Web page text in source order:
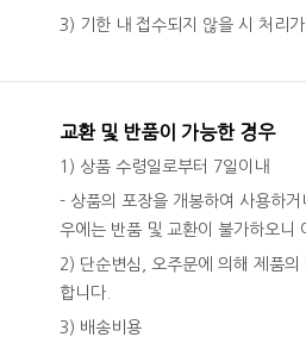
3) 기한 내 접수되지 않을 시 처리
교환 및 반품이 가능한 경우
1) 상품 수령일로부터 7일이내
- 상품의 포장을 개봉하여 사용하
우에는 반품 및 교환이 불가하오니
2) 단순변심, 오주문에 의해 제품
합니다.
3) 배송비용